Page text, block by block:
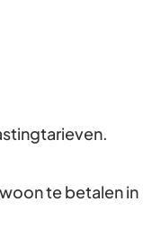
te betalen in